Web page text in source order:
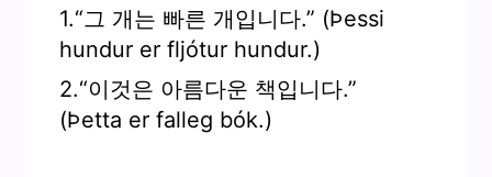
1.“그 개는 빠른 개입니다.” (Þessi
hundur er fljótur hundur.)
2.“이것은 아름다운 책입니다.”
(Þetta er falleg bók.)